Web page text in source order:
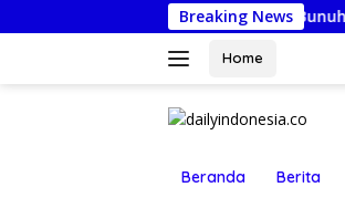
ke
Breaking News
Lapor Ancaman Bunuh-Racun:
Home
Beranda Berita